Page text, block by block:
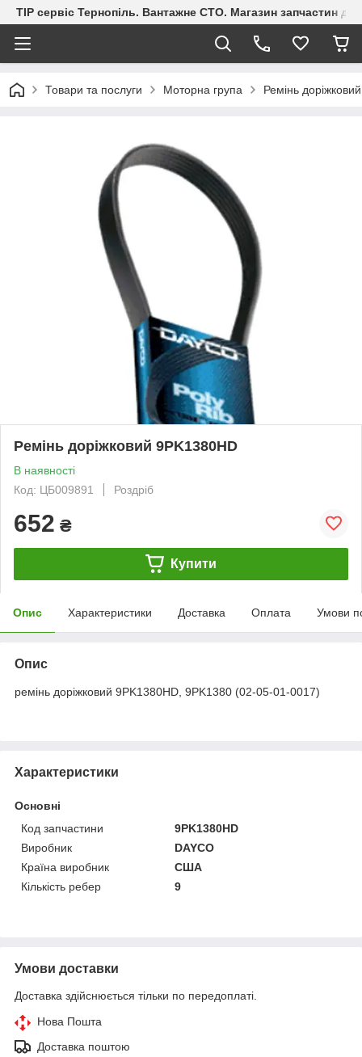
ТІР сервіс Тернопіль. Вантажне СТО. Магазин запчастин
Товари та послуги Моторна група Ремінь
Ремінь доріжковий 9PK1380HD
В наявності
Код: ЦБ009891
Роздріб
652 ₴
Купити
Опис Характеристики Доставка Оплата Умови
Опис
ремінь доріжковий 9PK1380HD, 9PK1380 (02-05-01-0017)
Характеристики
Основні
Код запчастини
9PK1380HD
Виробник
DAYCO
Країна виробник
США
Кількість ребер
9
Умови доставки
Доставка здійснюється тільки по передоплаті.
Нова Пошта
Доставка поштою